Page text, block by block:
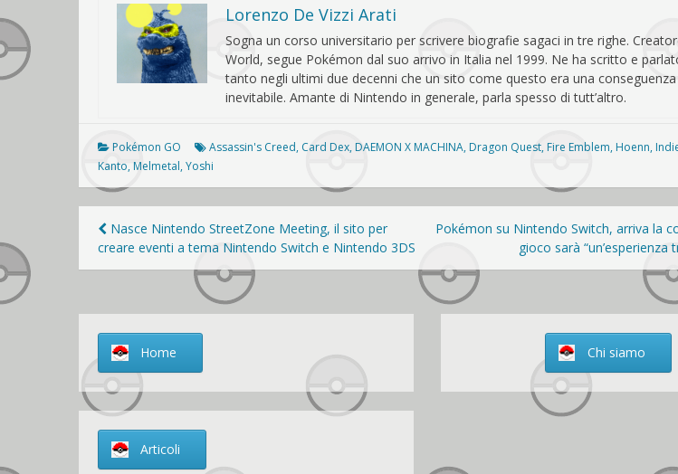
Lorenzo De Vizzi Arati
Sogna un corso universitario per scrivere biografie sagaci in tre righe.
World, segue Pokémon dal suo arrivo in Italia nel 1999. Ne ha scritto e
tanto negli ultimi due decenni che un sito come questo era una conseguenza
inevitabile. Amante di Nintendo in generale, parla spesso di tutt’altro.
Pokémon GO Assassin's Creed, Card Dex, DAEMON X MACHINA, Dragon Quest, Fire Emblem, Hoenn,
Kanto, Melmetal,Yoshi
Navigazione
articoli
Nasce Nintendo StreetZone Meeting, il sito per
creare eventi a tema Nintendo Switch e Nintendo 3DS
Pokémon su Nintendo Switch, arriva la
gioco sarà “un’esperienza
Home
Articoli
Chi siamo